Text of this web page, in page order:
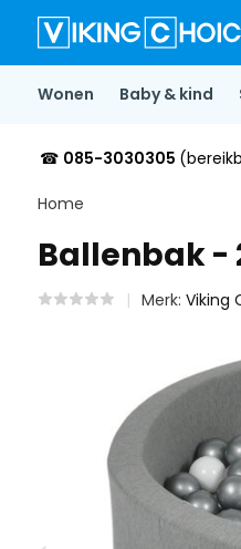
Wonen Baby & kind
☎ 085-3030305
Home
Ballenbak -
Merk: Viking